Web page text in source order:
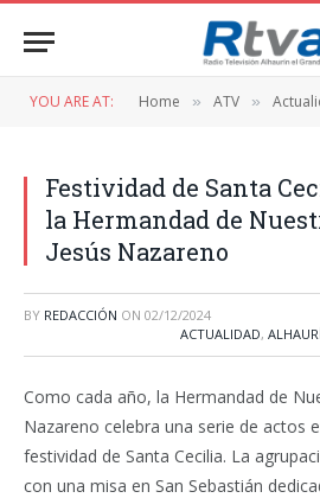
YOU ARE AT: Home » ATV »
Festividad de Santa
la Hermandad de
Jesús Nazareno
BY REDACCIÓN ON 02/12/2024
ACTUALIDAD,
Como cada año, la Hermandad de
Nazareno celebra una serie de actos
festividad de Santa Cecilia. La
con una misa en San Sebastián